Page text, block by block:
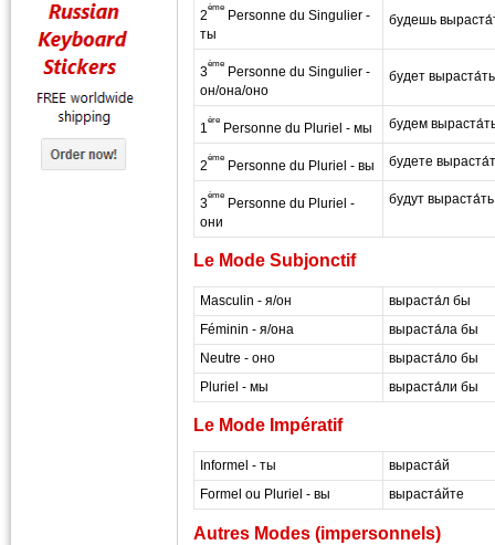
2
ème
Personne du Singulier -
ты
будешь
3
ème
Personne du Singulier -
он/она/оно
будет выраста́ть
1
ère
Personne du Pluriel - мы будем
2
ème
Personne du Pluriel - вы будете
3
ème
Personne du Pluriel -
они
будут выраста́ть
Le Mode Subjonctif
Masculin - я/он
выраста́л бы
Féminin - я/она
выраста́ла бы
Neutre - оно
выраста́ло бы
Pluriel - мы
выраста́ли бы
Le Mode Impératif
Informel - ты
выраста́й
Formel ou Pluriel - вы
выраста́йте
Autres Modes (impersonnels)